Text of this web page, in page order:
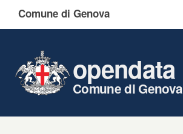
Comune di Genova
opendata
Comune di Genova